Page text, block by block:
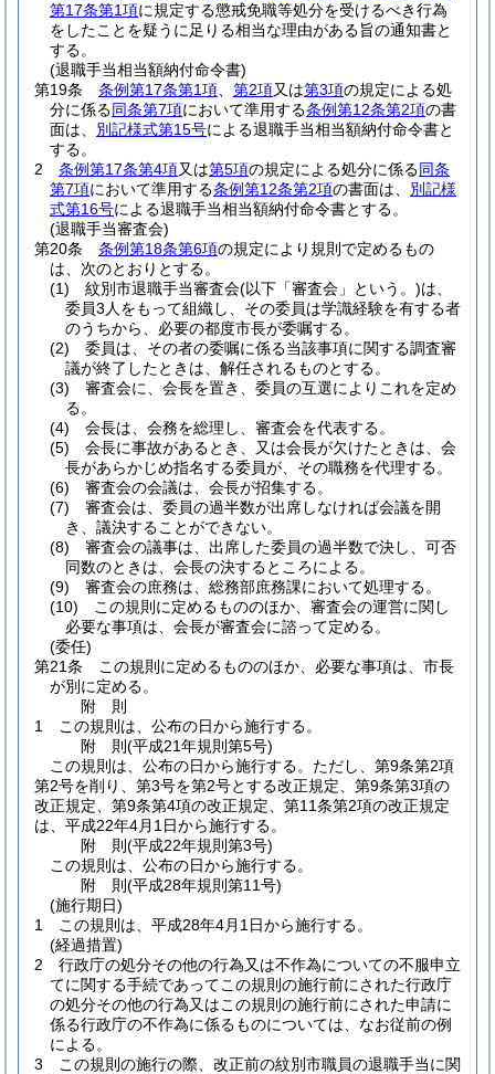
第17条第1項に規定する懲戒免職等処分を受けるべき行為
をしたことを疑うに足りる相当な理由がある旨の通知書と
する。
(退職手当相当額納付命令書)
第19条
条例第17条第1項 第2項又は第3項の規定による処
分に係る同条第7項において準用する条例第12条第2項の書
面は、 別記様式第15号による退職手当相当額納付命令書と
する。
2
条例第17条第4項又は第5項の規定による処分に係る同条
第7項において準用する条例第12条第2項の書面は、 別記様
式第16号による退職手当相当額納付命令書とする。
(退職手当審査会)
第20条
条例第18条第6項の規定により規則で定めるもの
は、次のとおりとする。
(1)
紋別市退職手当審査会(以下「審査会」という。)は、
委員3人をもって組織し、その委員は学識経験を有する者
のうちから、必要の都度市長が委嘱する。
(2)
委員は、その者の委嘱に係る当該事項に関する調査審
議が終了したときは、解任されるものとする。
(3)
審査会に、会長を置き、委員の互選によりこれを定め
る。
(4)
会長は、会務を総理し、審査会を代表する。
(5)
会長に事故があるとき、又は会長が欠けたときは、会
長があらかじめ指名する委員が、その職務を代理する。
(6)
審査会の会議は、会長が招集する。
(7)
審査会は、委員の過半数が出席しなければ会議を開
き、議決することができない。
(8)
審査会の議事は、出席した委員の過半数で決し、可否
同数のときは、会長の決するところによる。
(9)
審査会の庶務は、総務部庶務課において処理する。
(10)
この規則に定めるもののほか、審査会の運営に関し
必要な事項は、会長が審査会に諮って定める。
(委任)
第21条
この規則に定めるもののほか、必要な事項は、市長
が別に定める。
附 則
1
この規則は、公布の日から施行する。
附 則(平成21年規則第5号)
この規則は、公布の日から施行する。 ただし、第9条第2項
第2号を削り、第3号を第2号とする改正規定、第9条第3項の
改正規定、第9条第4項の改正規定、第11条第2項の改正規定
は、平成22年4月1日から施行する。
附 則(平成22年規則第3号)
この規則は、公布の日から施行する。
附 則(平成28年規則第11号)
(施行期日)
1
この規則は、平成28年4月1日から施行する。
(経過措置)
2
行政庁の処分その他の行為又は不作為についての不服申立
てに関する手続であってこの規則の施行前にされた行政庁
の処分その他の行為又はこの規則の施行前にされた申請に
係る行政庁の不作為に係るものについては、なお従前の例
による。
3
この規則の施行の際、改正前の紋別市職員の退職手当に関